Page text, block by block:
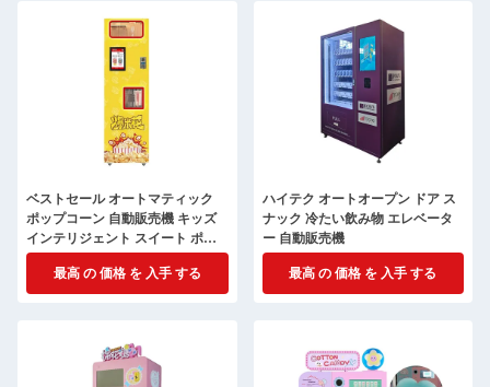
ベストセール オートマティック
ポップコーン 自動販売機 キッズ
インテリジェント スイート ポッ
プコーン メーカー
最高 の 価格 を 入手 する
ハイテク オートオープン ドア ス
ナック 冷たい飲み物 エレベータ
ー 自動販売機
最高 の 価格 を 入手 する